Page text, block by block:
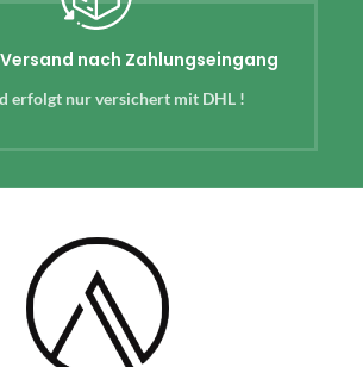
nach Zahlungseingang
erfolgt nur versichert mit DHL !